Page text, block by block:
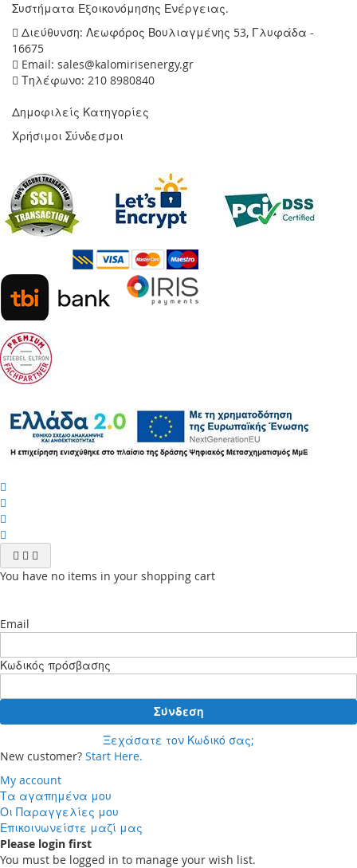
Συστήματα Εξοικονόμησης Ενέργειας.
Διεύθυνση: Λεωφόρος Βουλιαγμένης 53, Γλυφάδα -
16675
Email: sales@kalomirisenergy.gr
Τηλέφωνο: 210 8980840
Δημοφιλείς Κατηγορίες
Χρήσιμοι Σύνδεσμοι
You have no items in your shopping cart
Email
Κωδικός πρόσβασης
Σύνδεση
Ξεχάσατε τον Κωδικό σας;
New customer? Start Here.
My account
Τα αγαπημένα μου
Οι Παραγγελίες μου
Επικοινωνείστε μαζί μας
Please login first
You must be logged in to manage your wish list.